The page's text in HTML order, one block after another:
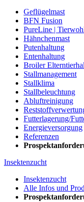
Geflügelmast
BFN Fusion
PureLine |
Hähnchenmast
Putenhaltung
Entenhaltung
Broiler
Stallmanagement
Stallklima
Stallbeleuchtung
Abluftreinigung
Futterlagerung/
Energieversorgung
Referenzen
Insektenzucht
Insektenzucht
Alle Infos und